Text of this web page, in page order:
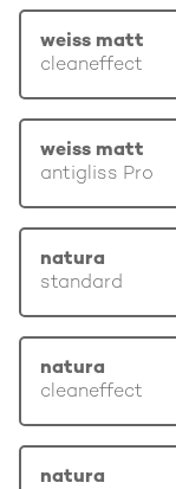
weiss matt
cleaneffect
weiss matt
antigliss Pro
natura
standard
natura
cleaneffect
natura